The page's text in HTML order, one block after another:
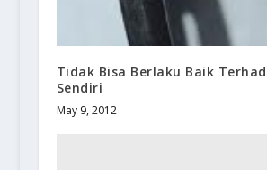
Tidak Bisa Berlaku Baik
Sendiri
May 9, 2012